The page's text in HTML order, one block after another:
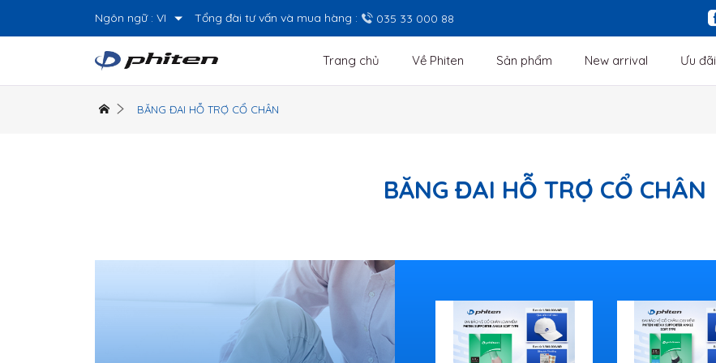
Ngôn ngữ : VI Tổng đài tư vấn và mua hàng : 035 33 000 88
Trang chủ Về Phiten Sản phẩm New arrival Ưu đãi
BĂNG ĐAI HỖ TRỢ CỔ CHÂN
BĂNG ĐAI HỖ TRỢ CỔ CHÂN